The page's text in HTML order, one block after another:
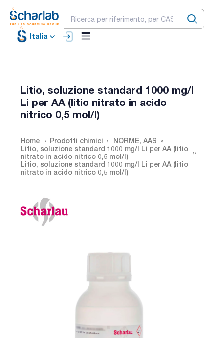
Italia
Litio, soluzione standard 1000 mg/l
Li per AA (litio nitrato in acido
nitrico 0,5 mol/l)
Home Prodotti chimici
NORME, AAS
Litio, soluzione standard 1000 mg/l Li per AA (litio
nitrato in acido nitrico 0,5 mol/l)
Litio, soluzione standard 1000 mg/l Li per AA (litio
nitrato in acido nitrico 0,5 mol/l)